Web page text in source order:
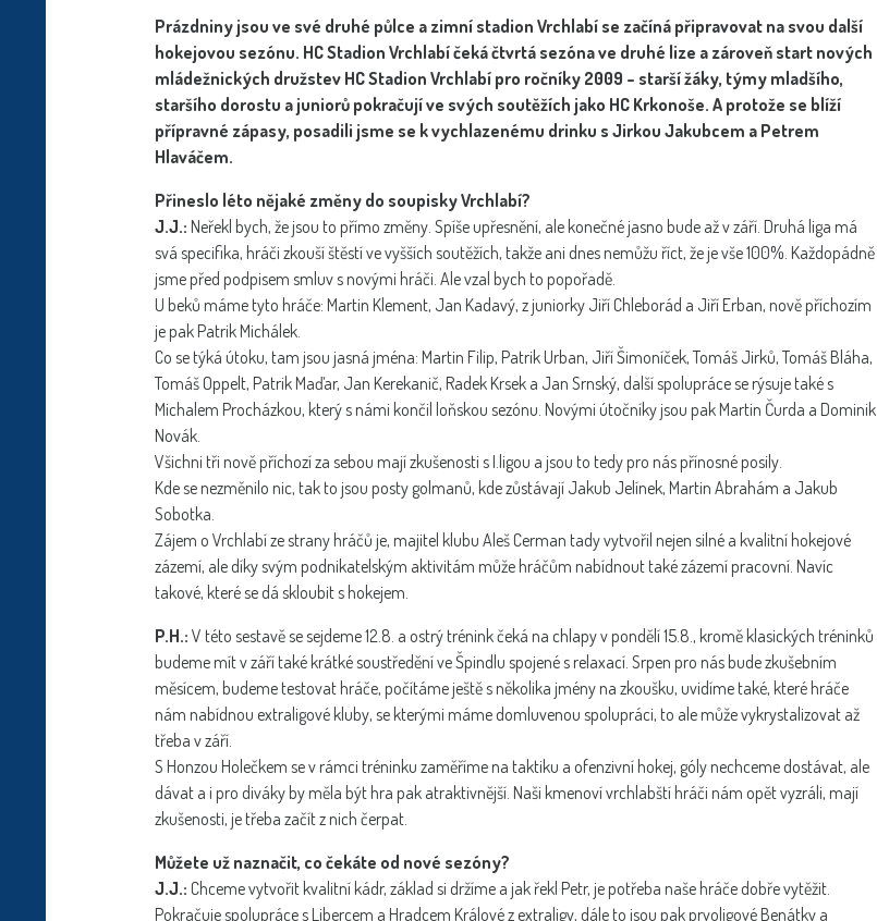
Prázdniny jsou ve své druhé půlce a zimní stadion Vrchlabí se začíná připravovat na svou další
hokejovou sezónu. HC Stadion Vrchlabí čeká čtvrtá sezóna ve druhé lize a zároveň start nových
mládežnických družstev HC Stadion Vrchlabí pro ročníky 2009 – starší žáky, týmy mladšího,
staršího dorostu a juniorů pokračují ve svých soutěžích jako HC Krkonoše. A protože se blíží
přípravné zápasy, posadili jsme se k vychlazenému drinku s Jirkou Jakubcem a Petrem
Hlaváčem.
Přineslo léto nějaké změny do soupisky Vrchlabí?
J.J.: Neřekl bych, že jsou to přímo změny. Spíše upřesnění, ale konečné jasno bude až v září. Druhá liga má
svá specifika, hráči zkouší štěstí ve vyšších soutěžích, takže ani dnes nemůžu říct, že je vše 100%. Každopádně
jsme před podpisem smluv s novými hráči. Ale vzal bych to popořadě.
U beků máme tyto hráče: Martin Klement, Jan Kadavý, z juniorky Jiří Chleborád a Jiří Erban, nově příchozím
je pak Patrik Michálek.
Co se týká útoku, tam jsou jasná jména: Martin Filip, Patrik Urban, Jiří Šimoníček, Tomáš Jirků, Tomáš Bláha,
Tomáš Oppelt, Patrik Maďar, Jan Kerekanič, Radek Krsek a Jan Srnský, další spolupráce se rýsuje také s
Michalem Procházkou, který s námi končil loňskou sezónu. Novými útočníky jsou pak Martin Čurda a Dominik
Novák.
Všichni tři nově příchozí za sebou mají zkušenosti s I.ligou a jsou to tedy pro nás přínosné posily.
Kde se nezměnilo nic, tak to jsou posty golmanů, kde zůstávají Jakub Jelínek, Martin Abrahám a Jakub
Sobotka.
Zájem o Vrchlabí ze strany hráčů je, majitel klubu Aleš Cerman tady vytvořil nejen silné a kvalitní hokejové
zázemí, ale díky svým podnikatelským aktivitám může hráčům nabídnout také zázemí pracovní. Navíc
takové, které se dá skloubit s hokejem.
P.H.: V této sestavě se sejdeme 12.8. a ostrý trénink čeká na chlapy v pondělí 15.8., kromě klasických tréninků
budeme mít v září také krátké soustředění ve Špindlu spojené s relaxací. Srpen pro nás bude zkušebním
měsícem, budeme testovat hráče, počítáme ještě s několika jmény na zkoušku, uvidíme také, které hráče
nám nabídnou extraligové kluby, se kterými máme domluvenou spolupráci, to ale může vykrystalizovat až
třeba v září.
S Honzou Holečkem se v rámci tréninku zaměříme na taktiku a ofenzivní hokej, góly nechceme dostávat, ale
dávat a i pro diváky by měla být hra pak atraktivnější. Naši kmenoví vrchlabští hráči nám opět vyzráli, mají
zkušenosti, je třeba začít z nich čerpat.
Můžete už naznačit, co čekáte od nové sezóny?
J.J.: Chceme vytvořit kvalitní kádr, základ si držíme a jak řekl Petr, je potřeba naše hráče dobře vytěžit.
Pokračuje spolupráce s Libercem a Hradcem Králové z extraligy, dále to jsou pak prvoligové Benátky a